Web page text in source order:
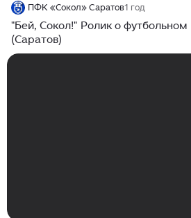
ПФК «Сокол» Саратов1 год
"Бей, Сокол!" Ролик о футбольном
(Саратов)